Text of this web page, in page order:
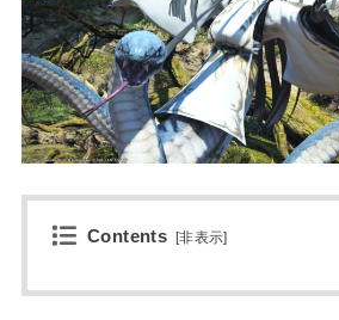
Contents [非表示]